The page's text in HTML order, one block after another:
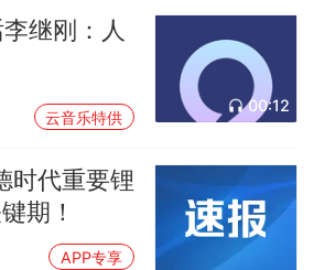
继刚：人
云音乐特供
00:12
时代重要锂
期！
APP专享